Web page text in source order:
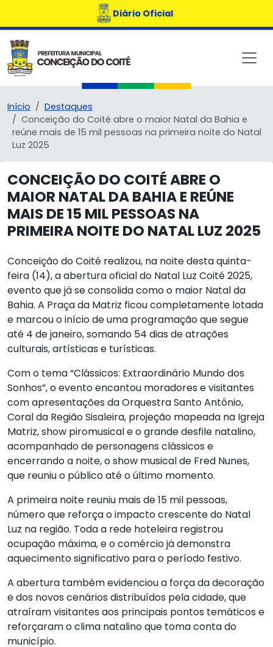
Diário Oficial
Início
Destaques
Conceição do Coité abre o maior Natal da Bahia e
reúne mais de 15 mil pessoas na primeira noite do Natal
Luz 2025
CONCEIÇÃO DO COITÉ ABRE O
MAIOR NATAL DA BAHIA E REÚNE
MAIS DE 15 MIL PESSOAS NA
PRIMEIRA NOITE DO NATAL LUZ 2025
Conceição do Coité realizou, na noite desta quinta-
feira (14), a abertura oficial do Natal Luz Coité 2025,
evento que já se consolida como o maior Natal da
Bahia. A Praça da Matriz ficou completamente lotada
e marcou o início de uma programação que segue
até 4 de janeiro, somando 54 dias de atrações
culturais, artísticas e turísticas.
Com o tema “Clássicos: Extraordinário Mundo dos
Sonhos”, o evento encantou moradores e visitantes
com apresentações da Orquestra Santo Antônio,
Coral da Região Sisaleira, projeção mapeada na Igreja
Matriz, show piromusical e o grande desfile natalino,
acompanhado de personagens clássicos e
encerrando a noite, o show musical de Fred Nunes,
que reuniu o público até o último momento.
A primeira noite reuniu mais de 15 mil pessoas,
número que reforça o impacto crescente do Natal
Luz na região. Toda a rede hoteleira registrou
ocupação máxima, e o comércio já demonstra
aquecimento significativo para o período festivo.
A abertura também evidenciou a força da decoração
e dos novos cenários distribuídos pela cidade, que
atraíram visitantes aos principais pontos temáticos e
reforçaram o clima natalino que toma conta do
município.